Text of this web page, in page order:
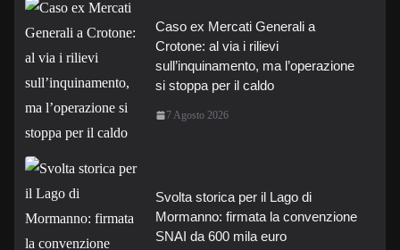
Caso ex Mercati Generali a
Crotone: al via i rilievi
sull’inquinamento, ma l’operazione
si stoppa per il caldo
7 Agosto 2026
Svolta storica per il Lago di
Mormanno: firmata la convenzione
SNAI da 600 mila euro